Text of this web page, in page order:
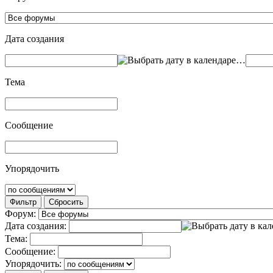
Дата создания
…
Тема
Сообщение
Упорядочить
Фильтр Сбросить
Форум:
Дата создания:
Тема:
Сообщение:
Упорядочить: